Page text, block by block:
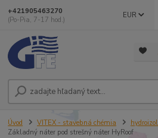
EUR
+421905463270
(Po-Pia, 7-17 hod.)
Úvod VITEX - stavebná chémia
Základný náter pod strešný náter HyRoof